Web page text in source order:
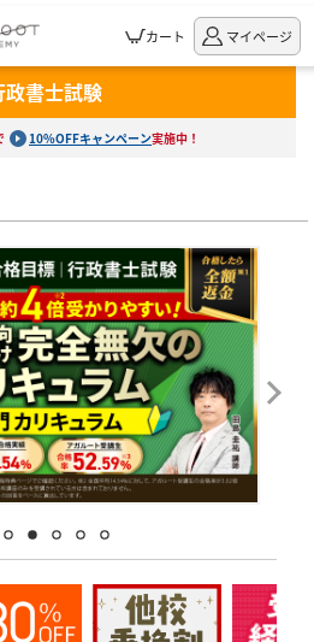
カート マイページ
政書士試験
10%OFFキャンペーン実施中！